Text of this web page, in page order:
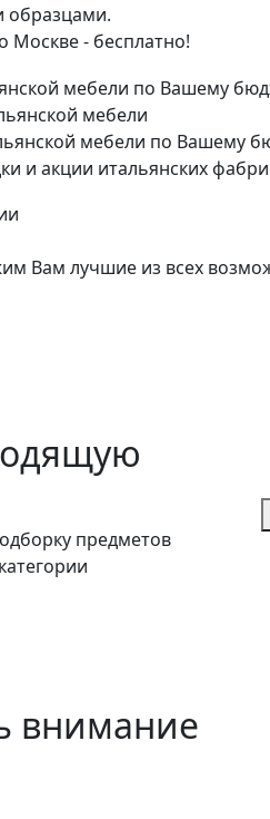
образцами.
Москве - бесплатно!
мебели
мебели по Вашему
и акции итальянских
Вам лучшие из всех
предметов
внимание